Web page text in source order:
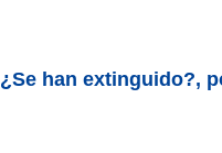
¿Se han extinguido?,